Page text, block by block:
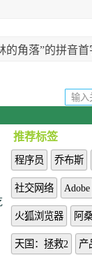
角落”的拼音首
推荐标签
程序员 乔布斯
社交网络 Adobe
火狐浏览器 阿
天国：拯救2 产